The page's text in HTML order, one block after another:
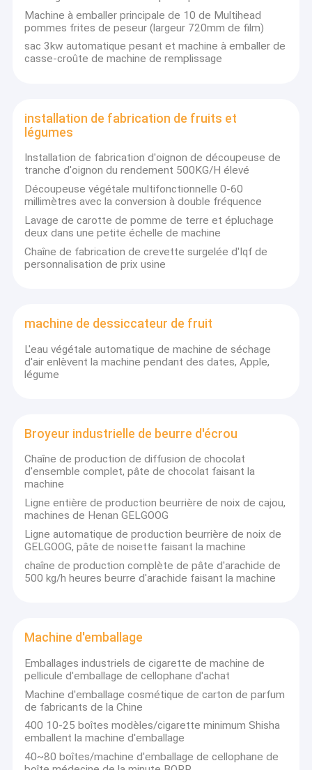
Accueil
A propos de nous
Visite de l'usine
Contrôle de la qualité
nous contacter
Demandez une citation
Machine à emballer principale de 10 de Multihead
pommes frites de peseur (largeur 720mm de film)
sac 3kw automatique pesant et machine à emballer de
casse-croûte de machine de remplissage
installation de fabrication de fruits et
légumes
Installation de fabrication d'oignon de découpeuse de
tranche d'oignon du rendement 500KG/H élevé
Découpeuse végétale multifonctionnelle 0-60
millimètres avec la conversion à double fréquence
Lavage de carotte de pomme de terre et épluchage
deux dans une petite échelle de machine
Chaîne de fabrication de crevette surgelée d'Iqf de
personnalisation de prix usine
machine de dessiccateur de fruit
L'eau végétale automatique de machine de séchage
d'air enlèvent la machine pendant des dates, Apple,
légume
Broyeur industrielle de beurre d'écrou
Chaîne de production de diffusion de chocolat
d'ensemble complet, pâte de chocolat faisant la
machine
Ligne entière de production beurrière de noix de cajou,
machines de Henan GELGOOG
Ligne automatique de production beurrière de noix de
GELGOOG, pâte de noisette faisant la machine
chaîne de production complète de pâte d'arachide de
500 kg/h heures beurre d'arachide faisant la machine
Machine d'emballage
Emballages industriels de cigarette de machine de
pellicule d'emballage de cellophane d'achat
Machine d'emballage cosmétique de carton de parfum
de fabricants de la Chine
400 10-25 boîtes modèles/cigarette minimum Shisha
emballent la machine d'emballage
40~80 boîtes/machine d'emballage de cellophane de
solutions totales concurrentielles de plein-processus, les
produits sûrs et fiables et les services professionnels efficaces
pour les utilisateurs globaux de l'industrie alimentaire.
Nous insistons sur prendre notre client comme NO1, GELGOOG
écoutent toujours les besoins de client et veut aussi bien que
fournissez-leur les solutions pragmatiques et personnalisées.
Nous nous concentrons toujours sur des réductions des coûts
de coût d'investissement et des retours de plus grande valeur
lesquelles nous avons l'expertise et la profession. Sur des 10
une expérience et force riches dans les domaines de
traitement du fruit et le légume, l'écrou, la pâtisserie et
de 2 000 utilisateurs comprenant le monolevier, la laiterie de
Mengniu et d'autres marques globales dont nous avons gagné
de bons mots des bouches avec nos produits et services de fin-
qualité à travers 180 pays.